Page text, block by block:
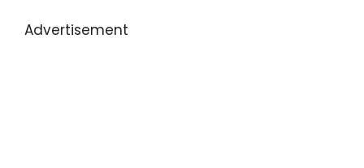
Advertisement